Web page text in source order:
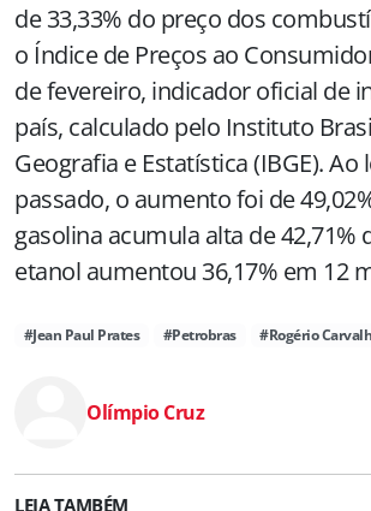
de 33,33% do preço dos
o Índice de Preços ao
de fevereiro, indicador oficial de
país, calculado pelo Instituto
Geografia e Estatística (IBGE). Ao
passado, o aumento foi de
gasolina acumula alta de 42,71%
etanol aumentou 36,17% em 12
#Jean Paul Prates #Petrobras #Rogério
Olímpio Cruz
LEIA TAMBÉM